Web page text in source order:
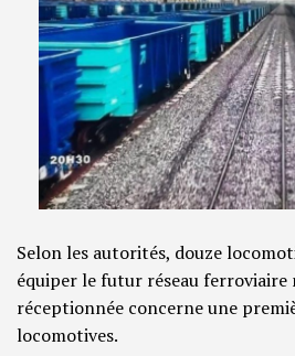
Selon les autorités, douze
équiper le futur réseau ferroviaire
réceptionnée concerne une
locomotives.